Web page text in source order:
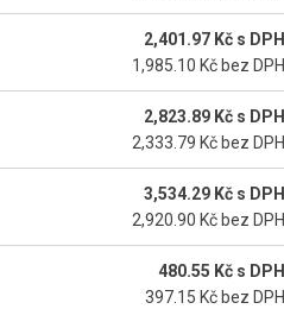
2,401.97 Kč s DPH
1,985.10 Kč bez DPH
2,823.89 Kč s DPH
2,333.79 Kč bez DPH
3,534.29 Kč s DPH
2,920.90 Kč bez DPH
480.55 Kč s DPH
397.15 Kč bez DPH